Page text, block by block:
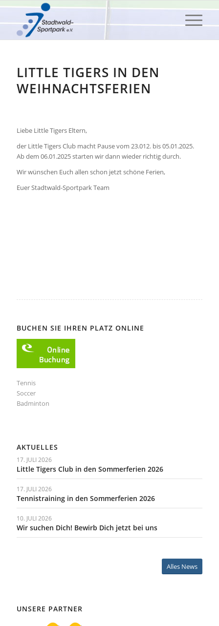
LITTLE TIGERS IN DEN
WEIHNACHTSFERIEN
Liebe Little Tigers Eltern,
der Little Tigers Club macht Pause vom 23.012. bis 05.01.2025.
Ab dem 06.01.2025 starten wir dann wieder richtig durch.
Wir wünschen Euch allen schon jetzt schöne Ferien,
Euer Stadtwald-Sportpark Team
BUCHEN SIE IHREN PLATZ ONLINE
Tennis
Soccer
Badminton
AKTUELLES
17. JULI 2026
Little Tigers Club in den Sommerferien 2026
17. JULI 2026
Tennistraining in den Sommerferien 2026
10. JULI 2026
Wir suchen Dich! Bewirb Dich jetzt bei uns
Alles News
UNSERE PARTNER